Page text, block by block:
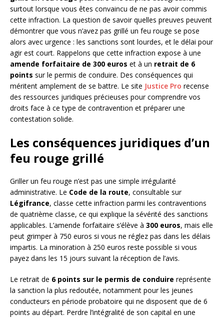
surtout lorsque vous êtes convaincu de ne pas avoir commis
cette infraction. La question de savoir quelles preuves peuvent
démontrer que vous n’avez pas grillé un feu rouge se pose
alors avec urgence : les sanctions sont lourdes, et le délai pour
agir est court. Rappelons que cette infraction expose à une
amende forfaitaire de 300 euros et à un retrait de 6
points sur le permis de conduire. Des conséquences qui
méritent amplement de se battre. Le site Justice Pro recense
des ressources juridiques précieuses pour comprendre vos
droits face à ce type de contravention et préparer une
contestation solide.
Les conséquences juridiques d’un
feu rouge grillé
Griller un feu rouge n’est pas une simple irrégularité
administrative. Le Code de la route, consultable sur
Légifrance, classe cette infraction parmi les contraventions
de quatrième classe, ce qui explique la sévérité des sanctions
applicables. L’amende forfaitaire s’élève à 300 euros, mais elle
peut grimper à 750 euros si vous ne réglez pas dans les délais
impartis. La minoration à 250 euros reste possible si vous
payez dans les 15 jours suivant la réception de l’avis.
Le retrait de 6 points sur le permis de conduire représente
la sanction la plus redoutée, notamment pour les jeunes
conducteurs en période probatoire qui ne disposent que de 6
points au départ. Perdre l’intégralité de son capital en une